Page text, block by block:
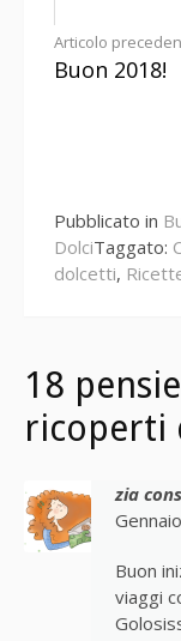
Articolo
Buon 2018!
Pubblicato in
DolciTaggato:
dolcetti,
18
ricoperti
zia
Buon
viaggi